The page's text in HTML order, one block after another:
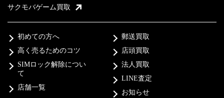
サクモバゲーム買取
初めての方へ
高く売るためのコツ
SIMロック解除につい
て
店舗一覧
郵送買取
店頭買取
法人買取
LINE査定
お知らせ